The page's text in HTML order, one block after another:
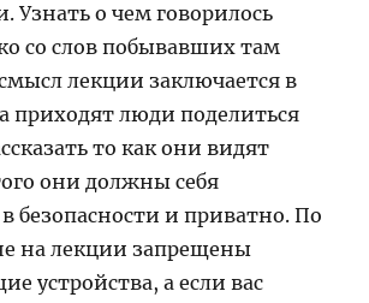
Узнать о чем говорилось
со слов побывавших там
лекции заключается в
приходят люди поделиться
то как они видят
они должны себя
в безопасности и приватно. По
на лекции запрещены
устройства, а если вас